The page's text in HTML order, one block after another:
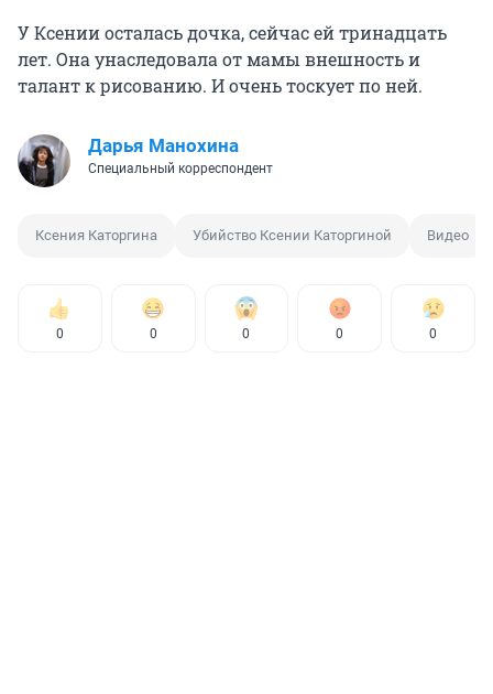
У Ксении осталась дочка, сейчас ей тринадцать
лет. Она унаследовала от мамы внешность и
талант к рисованию. И очень тоскует по ней.
Дарья Манохина
Специальный корреспондент
Ксения Каторгина Убийство Ксении Каторгиной Видео
0 0 0 0 0